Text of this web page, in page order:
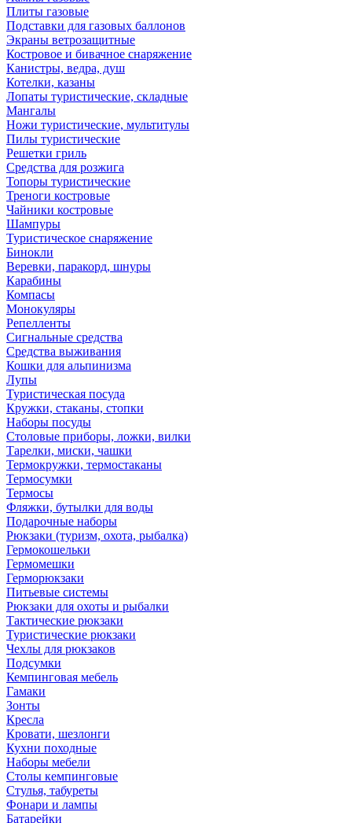
Плиты газовые
Подставки для газовых баллонов
Экраны ветрозащитные
Костровое и бивачное снаряжение
Канистры, ведра, душ
Котелки, казаны
Лопаты туристические, складные
Мангалы
Ножи туристические, мультитулы
Пилы туристические
Решетки гриль
Средства для розжига
Топоры туристические
Треноги костровые
Чайники костровые
Шампуры
Туристическое снаряжение
Бинокли
Веревки, паракорд, шнуры
Карабины
Компасы
Монокуляры
Репелленты
Сигнальные средства
Средства выживания
Кошки для альпинизма
Лупы
Туристическая посуда
Кружки, стаканы, стопки
Наборы посуды
Столовые приборы, ложки, вилки
Тарелки, миски, чашки
Термокружки, термостаканы
Термосумки
Термосы
Фляжки, бутылки для воды
Подарочные наборы
Рюкзаки (туризм, охота, рыбалка)
Гермокошельки
Гермомешки
Герморюкзаки
Питьевые системы
Рюкзаки для охоты и рыбалки
Тактические рюкзаки
Туристические рюкзаки
Чехлы для рюкзаков
Подсумки
Кемпинговая мебель
Гамаки
Зонты
Кресла
Кровати, шезлонги
Кухни походные
Наборы мебели
Столы кемпинговые
Стулья, табуреты
Фонари и лампы
Батарейки